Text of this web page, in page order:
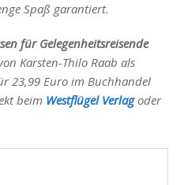
Spaß garantiert.
für Gelegenheitsreisende
Karsten-Thilo Raab als
23,99 Euro im Buchhandel
beim Westflügel Verlagoder